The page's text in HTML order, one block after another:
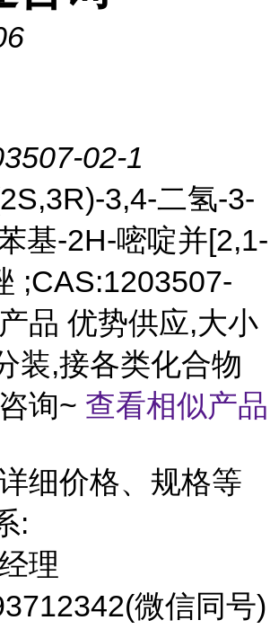
02-1
3,4-二氢-3-
基-2H-嘧啶并[2,1-
;CAS:1203507-
品 优势供应,大小
装,接各类化合物
询~ 查看相似产品
细价格、规格等
:
理
微信同号)